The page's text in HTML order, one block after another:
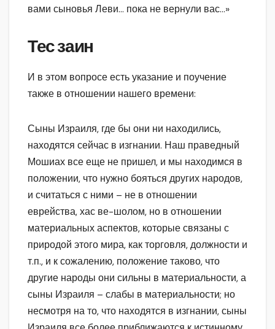
вами сыновья Леви… пока не вернули вас…»
Тес заин
И в этом вопросе есть указание и поучение
также в отношении нашего времени:
Сыны Израиля, где бы они ни находились,
находятся сейчас в изгнании. Наш праведный
Мошиах все еще не пришел, и мы находимся в
положении, что нужно бояться других народов,
и считаться с ними – не в отношении
еврейства, хас ве-шолом, но в отношении
материальных аспектов, которые связаны с
природой этого мира, как торговля, должности и
т.п., и к сожалению, положение таково, что
другие народы они сильны в материальности, а
сыны Израиля – слабы в материальности; но
несмотря на то, что находятся в изгнании, сыны